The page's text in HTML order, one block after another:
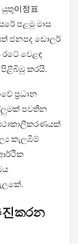
이정표
පළමු මාස
ජනපද ඩොලර්
වෙළඳ
කරයි.
ප්‍රධාන
පවතින
කැලඹීම්
කරන